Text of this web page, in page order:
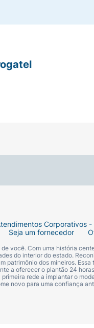
Corporativos -
Seja um fornecedor
você. Com uma história
do interior do estado.
patrimônio dos mineiros.
a oferecer o plantão 24
rede a implantar o
novo para uma confiança